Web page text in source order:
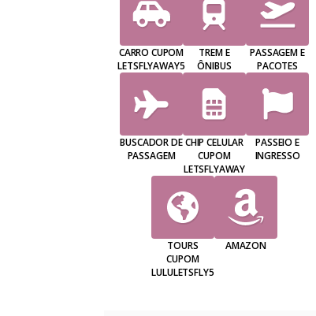
CARRO CUPOM
LETSFLYAWAY5
TREM E
ÔNIBUS
PASSAGEM E
PACOTES
BUSCADOR DE
PASSAGEM
CHIP CELULAR
CUPOM
LETSFLYAWAY
PASSEIO E
INGRESSO
TOURS
CUPOM
LULULETSFLY5
AMAZON